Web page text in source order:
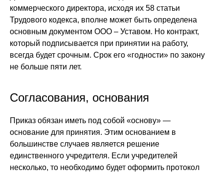
коммерческого директора, исходя их 58 статьи
Трудового кодекса, вполне может быть определена
основным документом ООО – Уставом. Но контракт,
который подписывается при принятии на работу,
всегда будет срочным. Срок его «годности» по закону
не больше пяти лет.
Согласования, основания
Приказ обязан иметь под собой «основу» —
основание для принятия. Этим основанием в
большинстве случаев является решение
единственного учредителя. Если учредителей
несколько, то необходимо будет оформить протокол